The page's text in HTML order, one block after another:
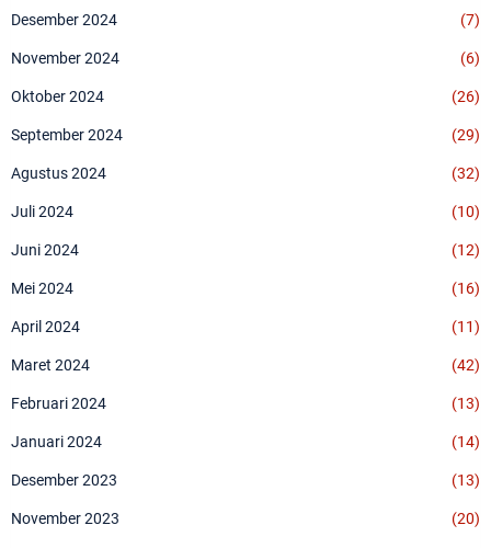
Desember 2024 (7)
November 2024 (6)
Oktober 2024 (26)
September 2024 (29)
Agustus 2024 (32)
Juli 2024 (10)
Juni 2024 (12)
Mei 2024 (16)
April 2024 (11)
Maret 2024 (42)
Februari 2024 (13)
Januari 2024 (14)
Desember 2023 (13)
November 2023 (20)